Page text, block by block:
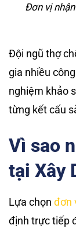
Đơn vị
Đội ngũ thợ
gia nhiều
nghiệm khảo
từng kết cấu
Vì sao
tại Xây
Lựa chọn đơn
định trực tiếp